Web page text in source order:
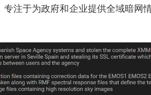
注于为政府和企业提供全域暗网